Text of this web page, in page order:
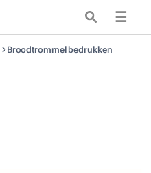
☰
Broodtrommel bedrukken